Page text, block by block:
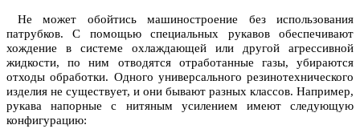
Не может обойтись машиностроение без использования
патрубков. С помощью специальных рукавов обеспечивают
хождение в системе охлаждающей или другой агрессивной
жидкости, по ним отводятся отработанные газы, убираются
отходы обработки. Одного универсального резинотехнического
изделия не существует, и они бывают разных классов. Например,
рукава напорные с нитяным усилением имеют следующую
конфигурацию: